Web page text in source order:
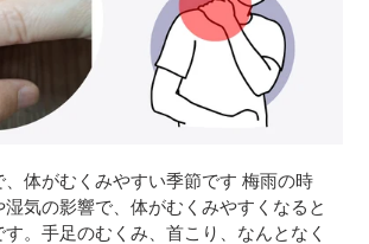
体がむくみやすい季節です 梅雨の時
気の影響で、体がむくみやすくなると
。手足のむくみ、首こり、なんとなく